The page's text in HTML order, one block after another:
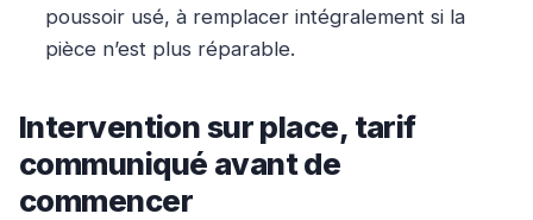
poussoir usé, à remplacer intégralement si la
pièce n’est plus réparable.
Intervention sur place, tarif
communiqué avant de
commencer